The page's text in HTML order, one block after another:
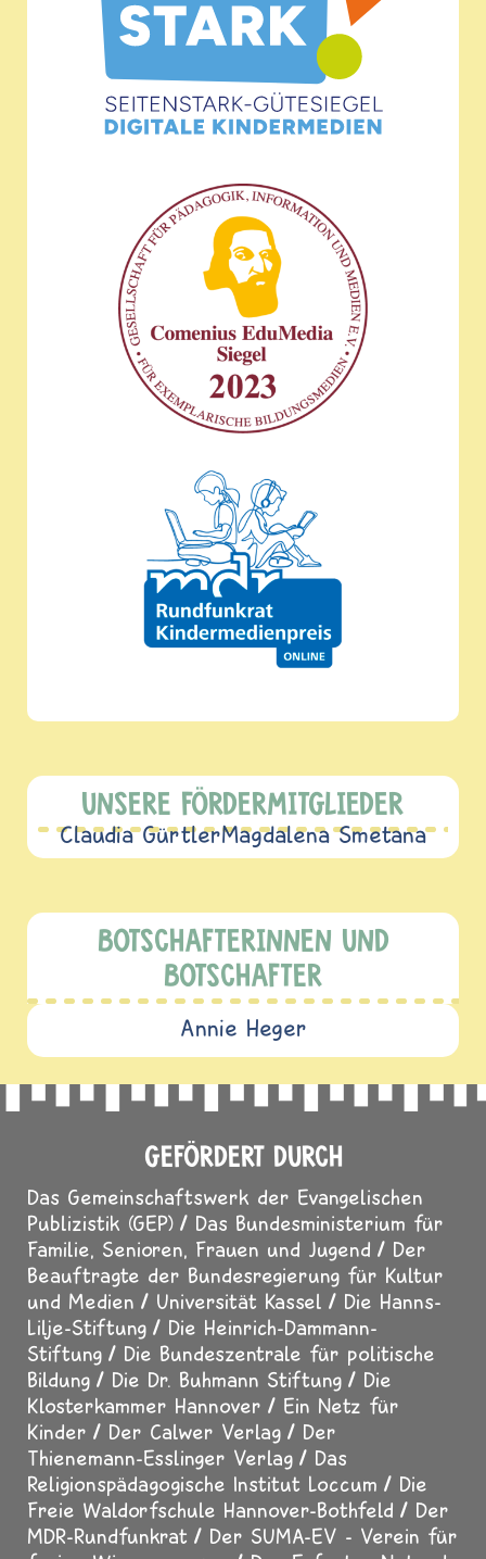
UNSERE FÖRDERMITGLIEDER
Claudia GürtlerMagdalena Smetana
BOTSCHAFTERINNEN UND
BOTSCHAFTER
Annie Heger
GEFÖRDERT DURCH
Das Gemeinschaftswerk der Evangelischen
Publizistik (GEP)
Das Bundesministerium für
Familie, Senioren, Frauen und Jugend
Der
Beauftragte der Bundesregierung für Kultur
und Medien
Universität Kassel
Die Hanns-
Lilje-Stiftung
Die Heinrich-Dammann-
Stiftung
Die Bundeszentrale für politische
Bildung
Die Dr. Buhmann Stiftung
Die
Klosterkammer Hannover
Ein Netz für
Kinder
Der Calwer Verlag
Der
Thienemann-Esslinger Verlag
Das
Religionspädagogische Institut Loccum
Die
Freie Waldorfschule Hannover-Bothfeld
Der
MDR-Rundfunkrat
Der SUMA-EV - Verein für